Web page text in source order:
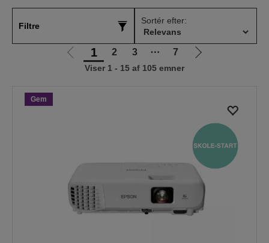
Filtre
Sortér efter:
Gå
1 2 3 ⋯ 7
Gå
Viser 1 - 15 af 105 emner
Gem